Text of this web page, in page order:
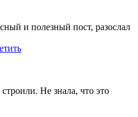
и полезный пост, разослал
Не знала, что это